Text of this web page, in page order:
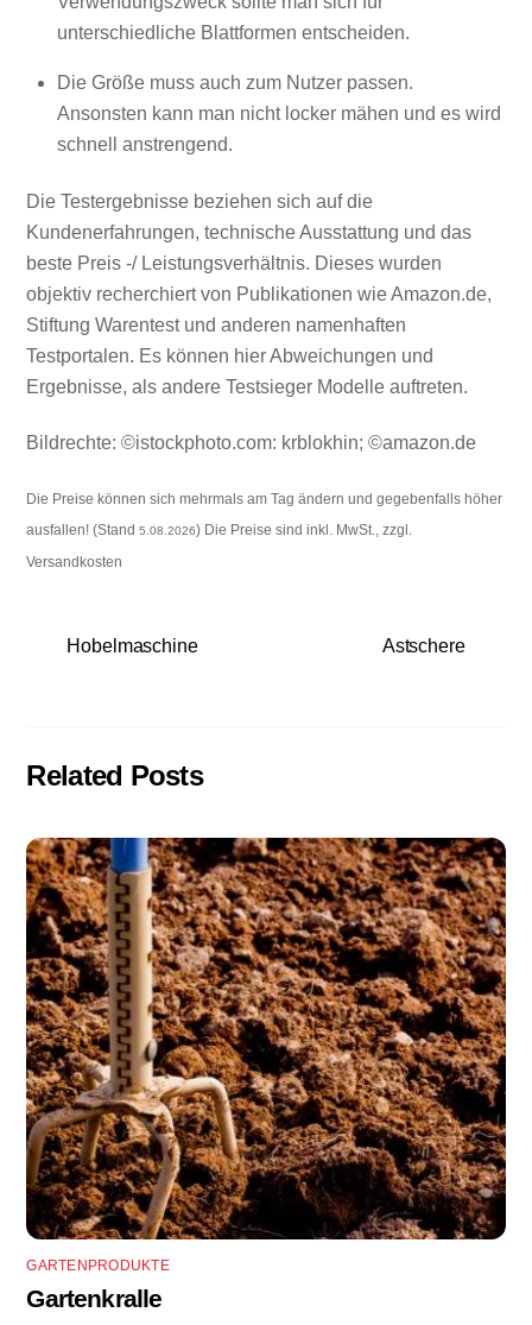
unterschiedliche Blattformen entscheiden.
Die Größe muss auch zum Nutzer passen.
Ansonsten kann man nicht locker mähen und es wird
schnell anstrengend.
Die Testergebnisse beziehen sich auf die
Kundenerfahrungen, technische Ausstattung und das
beste Preis -/ Leistungsverhältnis. Dieses wurden
objektiv recherchiert von Publikationen wie Amazon.de,
Stiftung Warentest und anderen namenhaften
Testportalen. Es können hier Abweichungen und
Ergebnisse, als andere Testsieger Modelle auftreten.
Bildrechte: ©istockphoto.com: krblokhin; ©amazon.de
Die Preise können sich mehrmals am Tag ändern und gegebenfalls höher
ausfallen! (Stand5.08.2026) Die Preise sind inkl. MwSt., zzgl.
Versandkosten
Hobelmaschine Astschere
Related Posts
GARTENPRODUKTE
Gartenkralle